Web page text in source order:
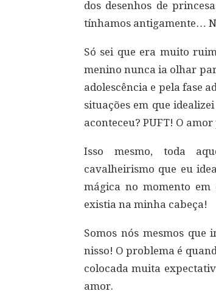
dos desenhos de
tínhamos antigamente…
Só sei que era muito
menino nunca ia olhar
adolescência e pela fase
situações em que
aconteceu? PUFT! O
Isso mesmo, toda
cavalheirismo que eu
mágica no momento
existia na minha cabeça!
Somos nós mesmos
nisso! O problema é
colocada muita
amor.